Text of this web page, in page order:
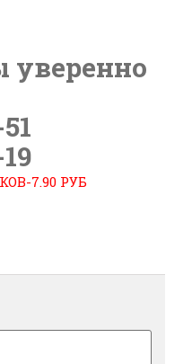
уверенно
7.90 РУБ